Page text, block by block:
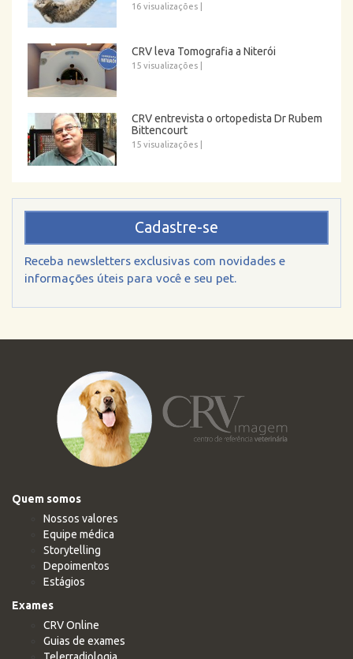
16 visualizações
CRV leva Tomografia a Niterói
15 visualizações
CRV entrevista o ortopedista Dr Rubem
Bittencourt
15 visualizações
Cadastre-se
Receba newsletters exclusivas com novidades e
informações úteis para você e seu pet.
Quem somos
Nossos valores
Equipe médica
Storytelling
Depoimentos
Estágios
Exames
CRV Online
Guias de exames